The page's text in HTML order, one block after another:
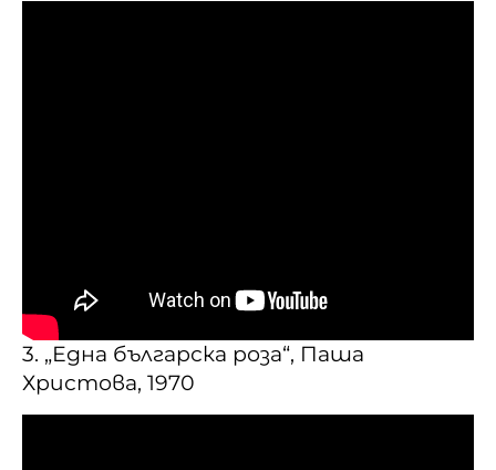
3. „Една българска роза“, Паша
Христова, 1970